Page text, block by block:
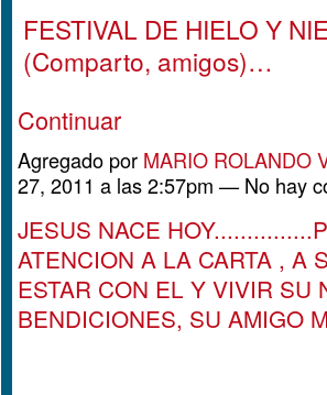
FESTIVAL DE HIELO Y
(Comparto, amigos)…
Continuar
Agregado por MARIO ROLANDO
27, 2011 a las 2:57pm — No hay
JESUS NACE
ATENCION A LA CARTA , A
ESTAR CON EL Y VIVIR SU
BENDICIONES, SU AMIGO